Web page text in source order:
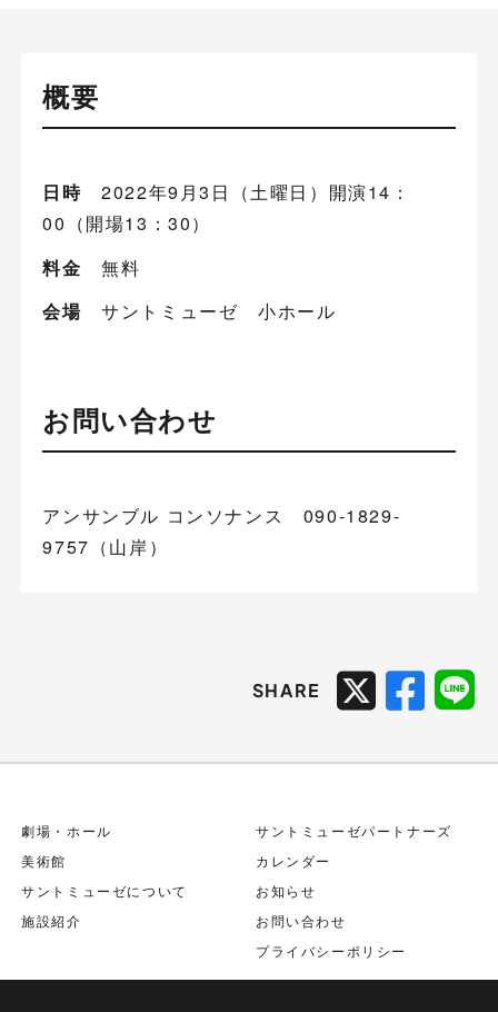
概要
日時 2022年9月3日（土曜日）開演14：
00（開場13：30）
料金 無料
会場 サントミューゼ 小ホール
お問い合わせ
アンサンブル コンソナンス 090-1829-
9757（山岸）
SHARE
劇場・ホール
美術館
サントミューゼについて
施設紹介
サントミューゼパートナーズ
カレンダー
お知らせ
お問い合わせ
プライバシーポリシー